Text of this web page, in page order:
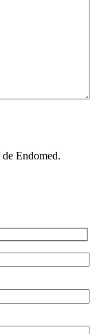
de Endomed.